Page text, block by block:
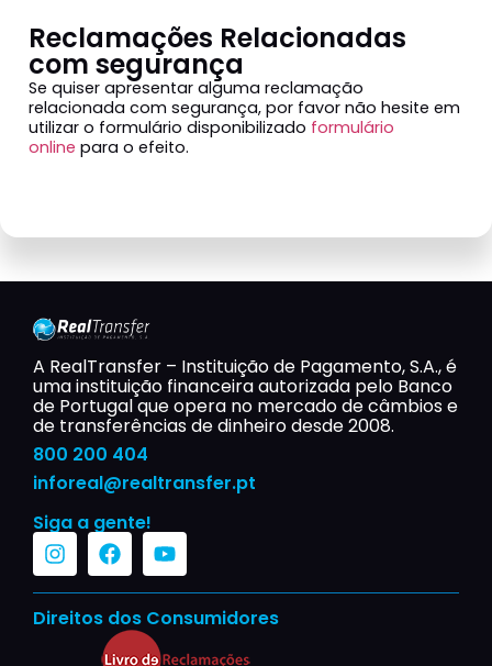
Reclamações Relacionadas
com segurança
Se quiser apresentar alguma reclamação
relacionada com segurança, por favor não hesite em
utilizar o formulário disponibilizado formulário
online para o efeito.
A RealTransfer – Instituição de Pagamento, S.A., é
uma instituição financeira autorizada pelo Banco
de Portugal que opera no mercado de câmbios e
de transferências de dinheiro desde 2008.
800 200 404
inforeal@realtransfer.pt​
Siga a gente!
Direitos dos Consumidores